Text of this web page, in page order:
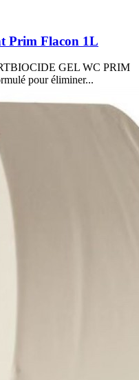
Prim Flacon 1L
GEL WC PRIM
pour éliminer...